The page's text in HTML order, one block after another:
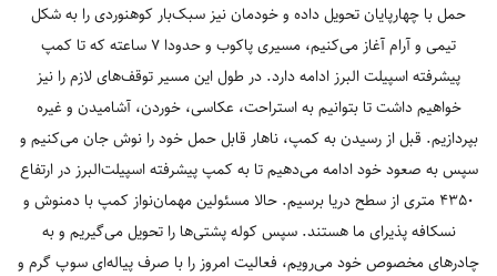
حمل با چهارپایان تحویل داده و خودمان نیز سبک‌بار کوهنوردی را به شکل
تیمی و آرام آغاز می‌کنیم، مسیری پاکوب و حدودا 7 ساعته که تا کمپ
پیشرفته اسپیلت البرز ادامه دارد. در طول این مسیر توقف‌های لازم را نیز
خواهیم داشت تا بتوانیم به استراحت، عکاسی، خوردن، آشامیدن و غیره
بپردازیم. قبل از رسیدن به کمپ، ناهار قابل حمل خود را نوش جان می‌کنیم و
سپس به صعود خود ادامه می‌دهیم تا به کمپ پیشرفته اسپیلت‌البرز در ارتفاع
4350 متری از سطح دریا برسیم. حالا مسئولین مهمان‌نواز کمپ با دمنوش و
نسکافه پذیرای ما هستند. سپس کوله پشتی‌ها را تحویل می‌گیریم و به
چادرهای مخصوص خود می‌رویم، فعالیت امروز را با صرف پیاله‌ای سوپ گرم و